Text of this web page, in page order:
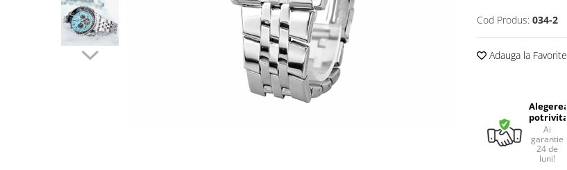
Cod Produs: 034-2
Adauga la Favorite
Alegerea
potrivita
Ai
garantie
24 de
luni!